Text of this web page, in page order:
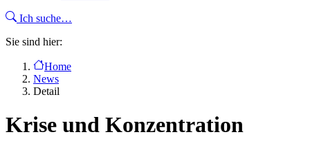
Ich suche…
Sie sind hier:
Home
News
Detail
Krise und Konzentration